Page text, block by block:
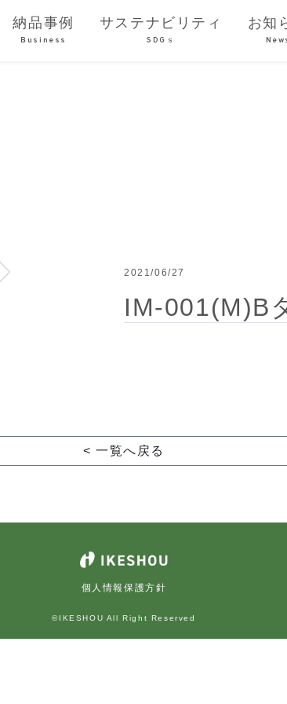
納品事例
Business
サステナビリティ
SDGｓ
お知
Next
2021/06/27
IM-001(M)B
< 一覧へ戻る
個人情報保護方針
©IKESHOU All Right Reserved